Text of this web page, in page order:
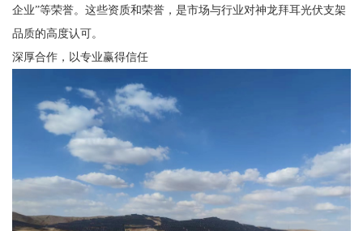
企业”等荣誉。这些资质和荣誉，是市场与行业对神龙拜耳光伏支架
品质的高度认可。
深厚合作，以专业赢得信任